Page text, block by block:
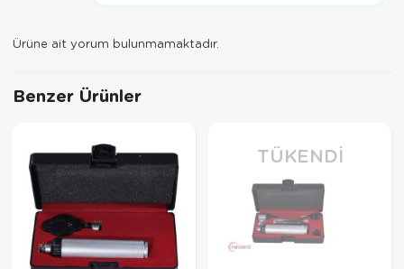
Ürüne ait yorum bulunmamaktadır.
Benzer Ürünler
TÜKENDI